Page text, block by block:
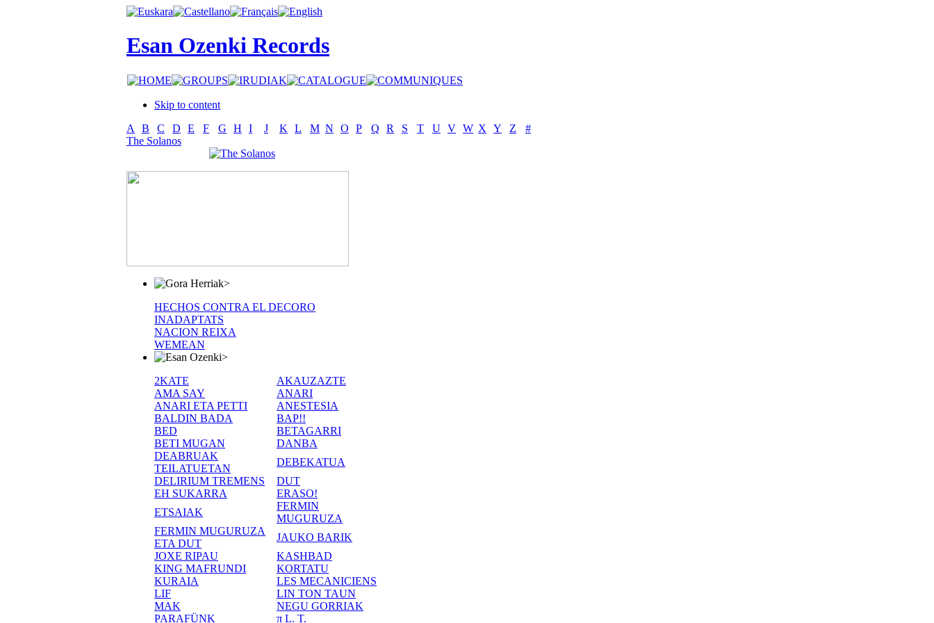
Esan Ozenki Records
Skip to content
A
B C D E F G H I J K L M N O P Q R S T U V W X Y Z
#
The Solanos
>
HECHOS CONTRA EL DECORO
INADAPTATS
NACION REIXA
WEMEAN
>
2KATE
AKAUZAZTE
AMA SAY
ANARI
ANARI ETA PETTI
ANESTESIA
BALDIN BADA
BAP!!
BED
BETAGARRI
BETI MUGAN
DANBA
DEABRUAK
TEILATUETAN
DEBEKATUA
DELIRIUM TREMENS
DUT
EH SUKARRA
ERASO!
ETSAIAK
FERMIN
MUGURUZA
FERMIN MUGURUZA
ETA DUT
JAUKO BARIK
JOXE RIPAU
KASHBAD
KING MAFRUNDI
KORTATU
KURAIA
LES MECANICIENS
LIF
LIN TON TAUN
MAK
NEGU GORRIAK
PARAFÜNK
π L. T.